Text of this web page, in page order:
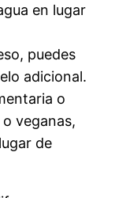
en lugar
puedes
adicional.
o
veganas,
de